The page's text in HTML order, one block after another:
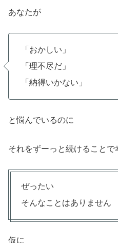
あなたが
「おかしい」
「理不尽だ」
「納得いかない」
と悩んでいるのに
それをずーっと続けること
ぜったい
そんなことはありません
仮に